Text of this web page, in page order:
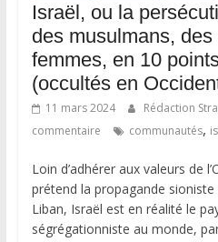
Israël, ou la
des musulmans,
femmes, en 10
(occultés en
11 mars 2024 Rédaction
commentaire
communautés,
Loin d’adhérer aux valeurs de
prétend la propagande
Liban, Israël est en réalité le
ségrégationniste au monde,